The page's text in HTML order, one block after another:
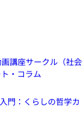
講座サークル（社会
・コラム
門：くらしの哲学カ